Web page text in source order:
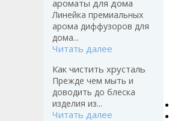
ароматы для дома
Линейка премиальных
арома диффузоров для
дома...
Читать далее
Как чистить хрусталь
Прежде чем мыть и
доводить до блеска
изделия из...
Читать далее